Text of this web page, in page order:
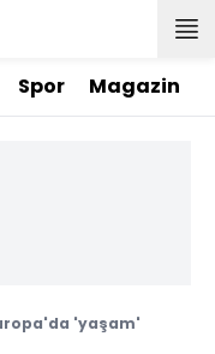
Spor Magazin
'yaşam'